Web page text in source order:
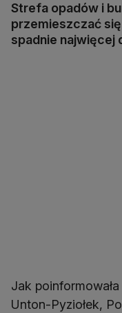
Strefa opadów i
przemieszczać
spadnie najwięcej
Jak
Unton-Pyziołek,